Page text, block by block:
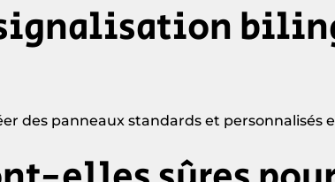
des panneaux standards et personnalisés